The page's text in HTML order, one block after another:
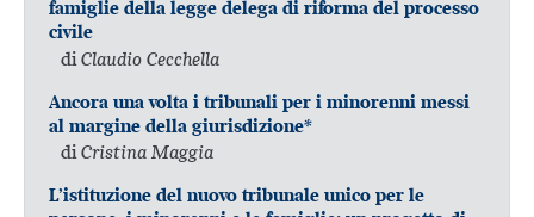
famiglie della legge delega di riforma del processo
civile
di Claudio Cecchella
Ancora una volta i tribunali per i minorenni messi
al margine della giurisdizione*
diCristina Maggia
L’istituzione del nuovo tribunale unico per le